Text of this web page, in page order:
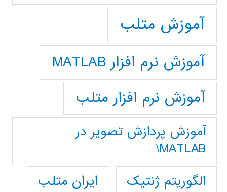
آموزش متلب
آموزش نرم افزار MATLAB
آموزش نرم افزار متلب
آموزش پردازش تصوير در
MATLAB\
الگوریتم ژنتیک
ایران متلب